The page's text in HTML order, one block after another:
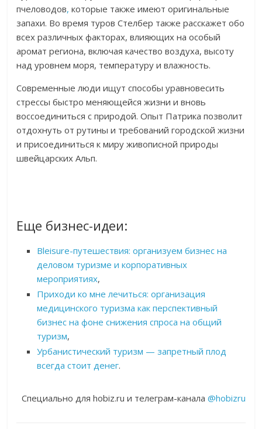
пчеловодов, которые также имеют оригинальные
запахи. Во время туров Стелбер также расскажет обо
всех различных факторах, влияющих на особый
аромат региона, включая качество воздуха, высоту
над уровнем моря, температуру и влажность.
Современные люди ищут способы уравновесить
стрессы быстро меняющейся жизни и вновь
воссоединиться с природой. Опыт Патрика позволит
отдохнуть от рутины и требований городской жизни
и присоединиться к миру живописной природы
швейцарских Альп.
Еще бизнес-идеи:
Bleisure-путешествия: организуем бизнес на
деловом туризме и корпоративных
мероприятиях,
Приходи ко мне лечиться: организация
медицинского туризма как перспективный
бизнес на фоне снижения спроса на общий
туризм,
Урбанистический туризм — запретный плод
всегда стоит денег.
Специально для hobiz.ru и телеграм-канала @hobizru